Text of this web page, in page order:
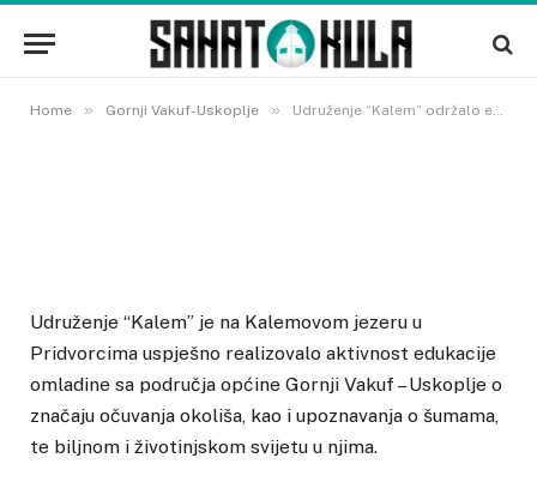
Home » Gornji Vakuf-Uskoplje » Udruženje “Kalem” održalo edukaciju o značaju očuvanja okoliša na Kalemovom jezeru
edukaciju o značaju očuvanja
okoliša na Kalemovom jezeru
19 OKTOBRA, 2022
Udruženje “Kalem” je na Kalemovom jezeru u
Pridvorcima uspješno realizovalo aktivnost edukacije
omladine sa područja općine Gornji Vakuf – Uskoplje o
značaju očuvanja okoliša, kao i upoznavanja o šumama,
te biljnom i životinjskom svijetu u njima.